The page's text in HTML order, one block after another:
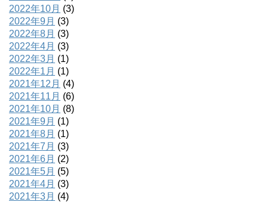
2022年10月 (3)
2022年9月 (3)
2022年8月 (3)
2022年4月 (3)
2022年3月 (1)
2022年1月 (1)
2021年12月 (4)
2021年11月 (6)
2021年10月 (8)
2021年9月 (1)
2021年8月 (1)
2021年7月 (3)
2021年6月 (2)
2021年5月 (5)
2021年4月 (3)
2021年3月 (4)